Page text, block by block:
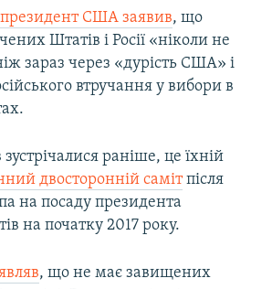
президент США заявив, що
Штатів і Росії «ніколи не
зараз через «дурість США» і
втручання у вибори в
зустрічалися раніше, це їхній
двосторонній самітпісля
на посаду президента
на початку 2017 року.
, що не має завищених